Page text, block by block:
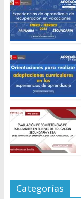
Categorías